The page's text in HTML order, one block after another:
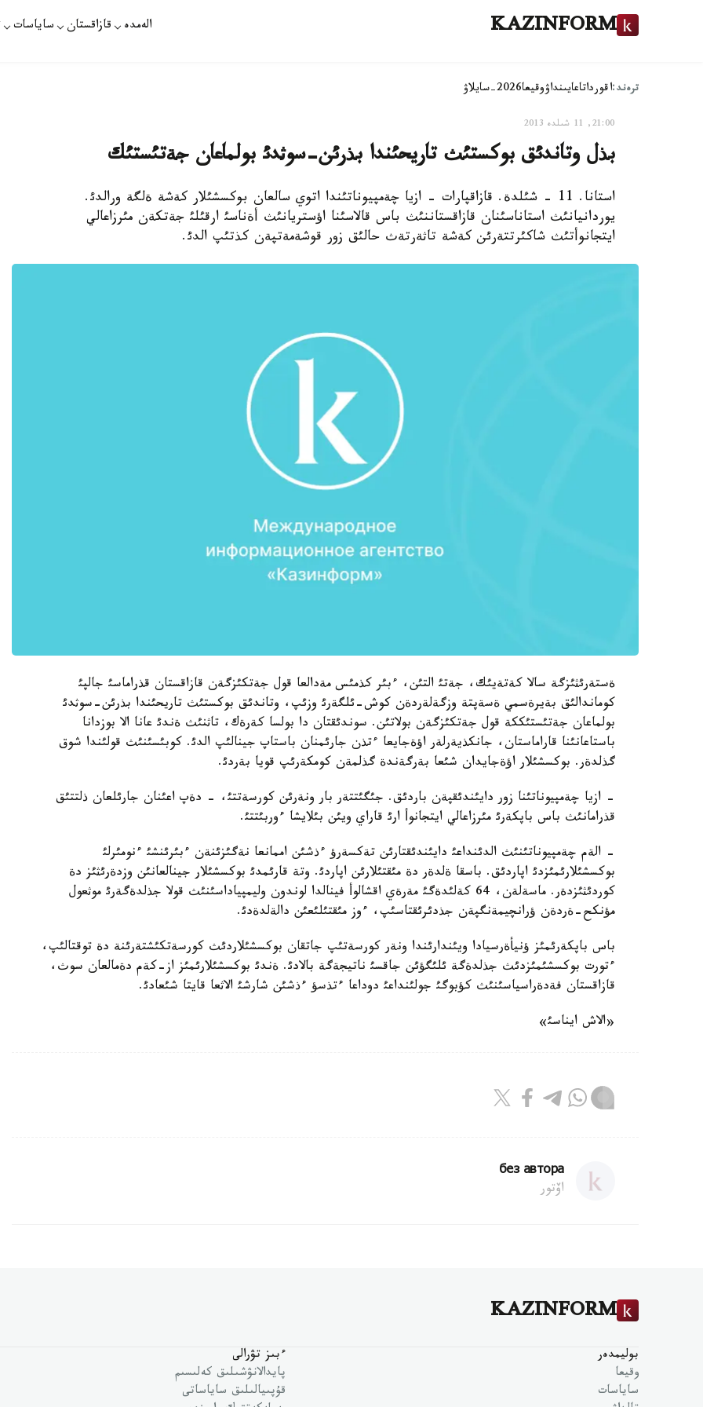
KAZINFORM الەمدە قازاقستان ساياسات
ترەند:اقورداتاعايىنداۋوقيعا2026-سايلاۋ
21:00, 11 شىلدە 2013
بذل وتاندئق بوكستئث تاريحئندا بذرئن-سوثدئ بولماعان جةتئستئك
استانا. 11 - شئلدة. قازاقپارات - ازيا چةمپيوناتئندا اتوي سالعان بوكسشئلار كةشة ةلگة ورالدئ.
يوردانيانئث استاناسئنان قازاقستاننئث باس قالاسئنا اؤستريانئث أةناسئ ارقئلئ جةتكةن مئرزاعالي
ايتجانوأتئث شاكئرتتةرئن كةشة تاثةرتةث حالئق زور قوشةمةتپةن كذتئپ الدئ.
ةستةرئثئزگة سالا كةتةيئك، جةتئ التئن، ءبئر كذمئس مةدالعا قول جةتكئزگةن قازاقستان قذراماسئ جالپئ
كوماندالئق بةيرةسمي ةسةپتة وزگةلةردةن كوش-ئلگةرئ وزئپ، وتاندئق بوكستئث تاريحئندا بذرئن-سوثدئ
بولماعان جةتئستئككة قول جةتكئزگةن بولاتئن. سوندئقتان دا بولسا كةرةك، تاثنئث ةندئ عانا الا بوزدانا
باستاعانئنا قاراماستان، جانكذيةرلةر اؤةجايعا ءتذن جارئمنان باستاپ جينالئپ الدئ. كوبئسئنئث قولئندا شوق
گذلدةر. بوكسشئلار اؤةجايدان شئعا بةرگةندة گذلمةن كومكةرئپ قويا بةردئ.
- ازيا چةمپيوناتئنا زور دايئندئقپةن باردئق. جئگئتتةر بار ونةرئن كورسةتتئ، - دةپ اعئنان جارئلعان ذلتتئق
قذرامانئث باس باپكةرئ مئرزاعالي ايتجانوأ ارئ قاراي ويئن بئلايشا ءوربئتتئ.
- الةم چةمپيوناتئنئث الدئنداعئ دايئندئقتارئن تةكسةرؤ ءذشئن اممانعا نةگئزئنةن ءبئرئنشئ ءنومئرلئ
بوكسشئلارئمئزدئ اپاردئق. باسقا ةلدةر دة مئقتئلارئن اپاردئ. وتة قارئمدئ بوكسشئلار جينالعانئن وزدةرئثئز دة
كوردئثئزدةر. ماسةلةن، 64 كةلئدةگئ مةرةي اقشالوأ فينالدا لوندون وليمپياداسئنئث قولا جذلدةگةرئ موثعول
مؤنكح-ةردةن ؤرانچيمةنگپةن جذدئرئقتاسئپ، ءوز مئقتئلئعئن دالةلدةدئ.
باس باپكةرئمئز ؤنيأةرسيادا ويئندارئندا ونةر كورسةتئپ جاتقان بوكسشئلاردئث كورسةتكئشتةرئنة دة توقتالئپ،
ءتورت بوكسشئمئزدئث جذلدةگة ئلئگؤئن جاقسئ ناتيجةگة بالادئ. ةندئ بوكسشئلارئمئز از-كةم دةمالعان سوث،
قازاقستان فةدةراسياسئنئث كؤبوگئ جولئنداعئ دوداعا ءتذسؤ ءذشئن شارشئ الاثعا قايتا شئعادئ.
«الاش ايناسئ»
без автора
اۆتور
KAZINFORM
بوليمدەر
وقيعا
ساياسات
ءبىز تۋرالى
پايدالانۋشىلىق كەلىسىم
قۇپىيالىلىق ساياساتى